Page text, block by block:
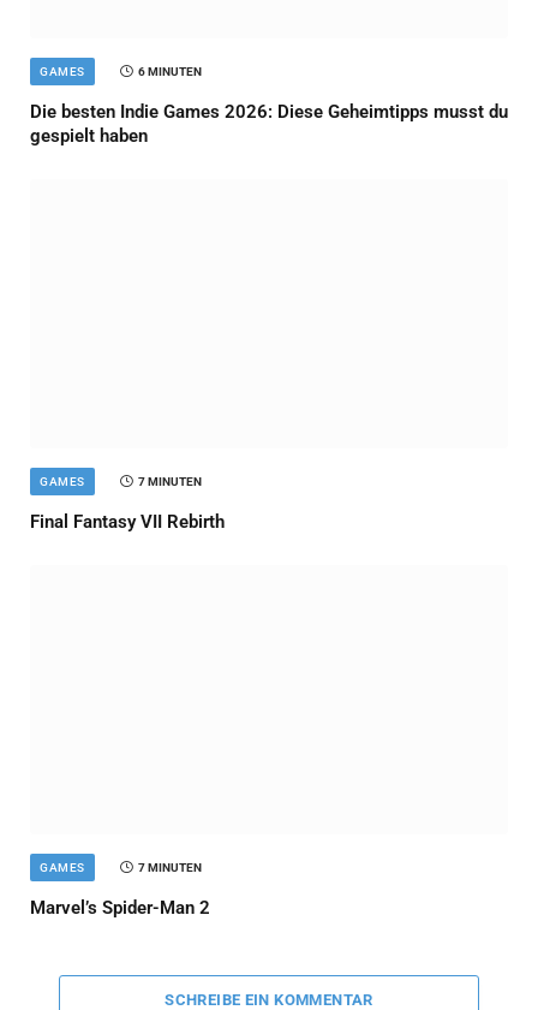
GAMES 6 MINUTEN
Die besten Indie Games 2026: Diese Geheimtipps musst du
gespielt haben
GAMES 7 MINUTEN
Final Fantasy VII Rebirth
GAMES 7 MINUTEN
Marvel’s Spider-Man 2
SCHREIBE EIN KOMMENTAR